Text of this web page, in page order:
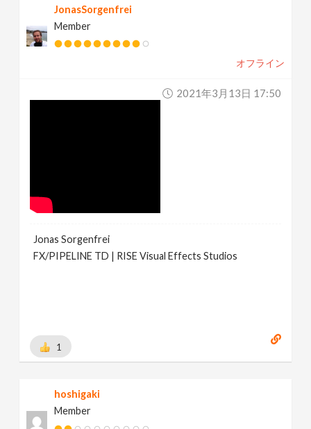
JonasSorgenfrei
Member
オフライン
2021年3月13日 17:50
Jonas Sorgenfrei
FX/PIPELINE TD | RISE Visual Effects Studios
1
hoshigaki
Member